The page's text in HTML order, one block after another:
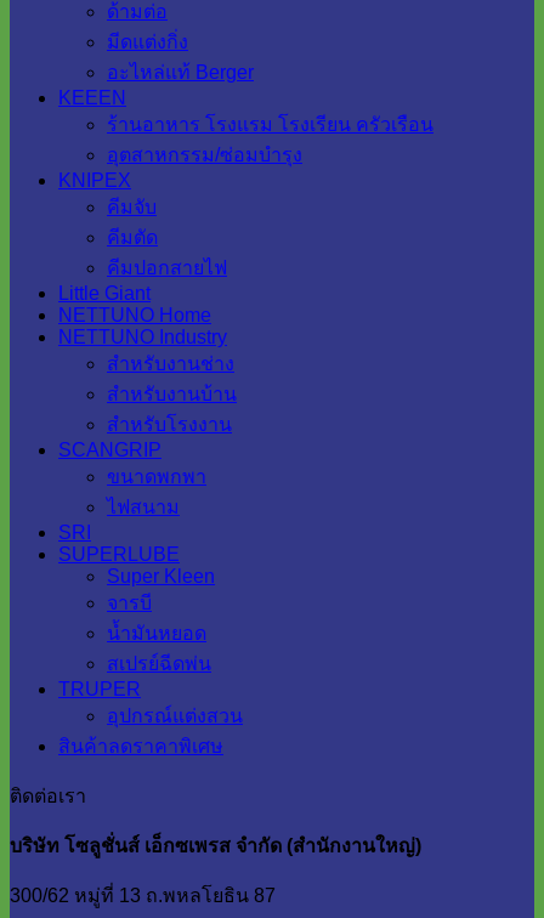
ด้ามต่อ
มีดแต่งกิ่ง
อะไหล่แท้ Berger
KEEEN
ร้านอาหาร โรงแรม โรงเรียน ครัวเรือน
อุตสาหกรรม/ซ่อมบำรุง
KNIPEX
คีมจับ
คีมตัด
คีมปอกสายไฟ
Little Giant
NETTUNO Home
NETTUNO Industry
สำหรับงานช่าง
สำหรับงานบ้าน
สำหรับโรงงาน
SCANGRIP
ขนาดพกพา
ไฟสนาม
SRI
SUPERLUBE
Super Kleen
จารบี
น้ำมันหยอด
สเปรย์ฉีดพ่น
TRUPER
อุปกรณ์แต่งสวน
สินค้าลดราคาพิเศษ
ติดต่อเรา
บริษัท โซลูชั่นส์ เอ็กซเพรส จำกัด (สำนักงานใหญ่)
300/62 หมู่ที่ 13 ถ.พหลโยธิน 87